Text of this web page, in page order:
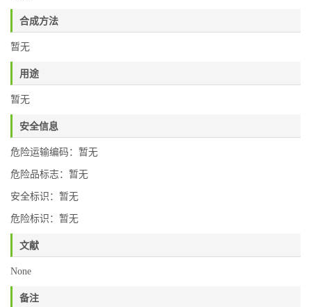
合成方法
暂无
用途
暂无
安全信息
危险运输编码：暂无
危险品标志：暂无
安全标识：暂无
危险标识：暂无
文献
None
备注